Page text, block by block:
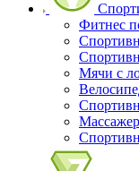
Фитнес
Мячи с